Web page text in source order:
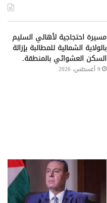
مسيرة احتجاجية لأهالي السليم
بالولاية الشمالية للمطالبة بإزالة
السكن العشوائي بالمنطقة.
9 أغسطس، 2026